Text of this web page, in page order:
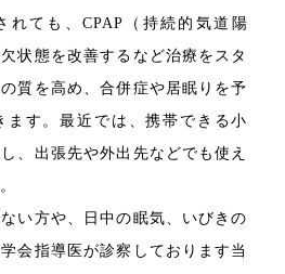
れても、CPAP（持続的気道陽
状態を改善するなど治療をスタ
質を高め、合併症や居眠りを予
ます。最近では、携帯できる小
、出張先や外出先などでも使え
い方や、日中の眠気、いびきの
会指導医が診察しております当